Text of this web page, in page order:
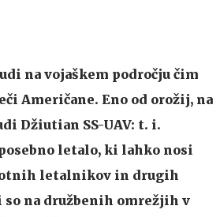
na vojaškem področju čim
Američane. Eno od orožij, na
Džiutian SS-UAV: t. i.
letalo, ki lahko nosi
letalnikov in drugih
na družbenih omrežjih v